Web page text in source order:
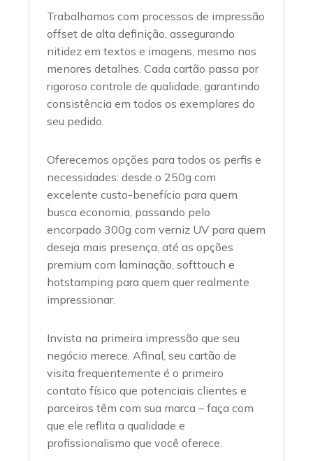
Trabalhamos com processos de impressão
offset de alta definição, assegurando
nitidez em textos e imagens, mesmo nos
menores detalhes. Cada cartão passa por
rigoroso controle de qualidade, garantindo
consistência em todos os exemplares do
seu pedido.
Oferecemos opções para todos os perfis e
necessidades: desde o 250g com
excelente custo-benefício para quem
busca economia, passando pelo
encorpado 300g com verniz UV para quem
deseja mais presença, até as opções
premium com laminação, softtouch e
hotstamping para quem quer realmente
impressionar.
Invista na primeira impressão que seu
negócio merece. Afinal, seu cartão de
visita frequentemente é o primeiro
contato físico que potenciais clientes e
parceiros têm com sua marca – faça com
que ele reflita a qualidade e
profissionalismo que você oferece.